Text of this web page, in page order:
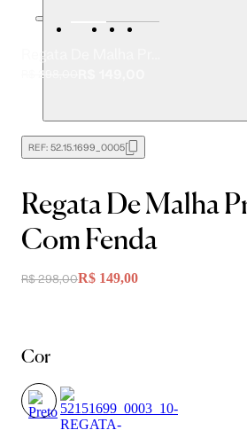
R$ 298,00
REF: 52.15.1699_0005
Regata De Malha
Com Fenda
R$ 298,00R$ 149,00
Cor